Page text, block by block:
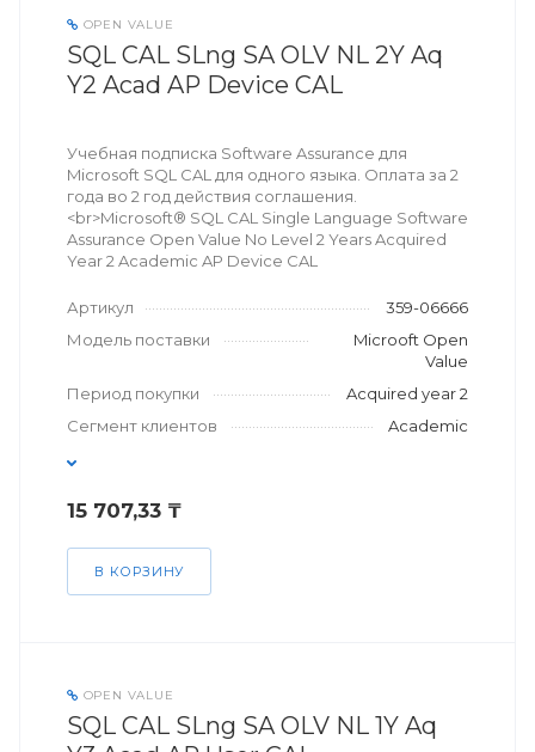
OPEN VALUE
SQL CAL SLng SA OLV NL 2Y Aq
Y2 Acad AP Device CAL
Учебная подписка Software Assurance для
Microsoft SQL CAL для одного языка. Оплата за 2
года во 2 год действия соглашения.
<br>Microsoft® SQL CAL Single Language Software
Assurance Open Value No Level 2 Years Acquired
Year 2 Academic AP Device CAL
Артикул
359-06666
Модель поставки
Microoft Open
Value
Период покупки
Acquired year 2
Сегмент клиентов
Academic
15 707,33 ₸
В КОРЗИНУ
OPEN VALUE
SQL CAL SLng SA OLV NL 1Y Aq